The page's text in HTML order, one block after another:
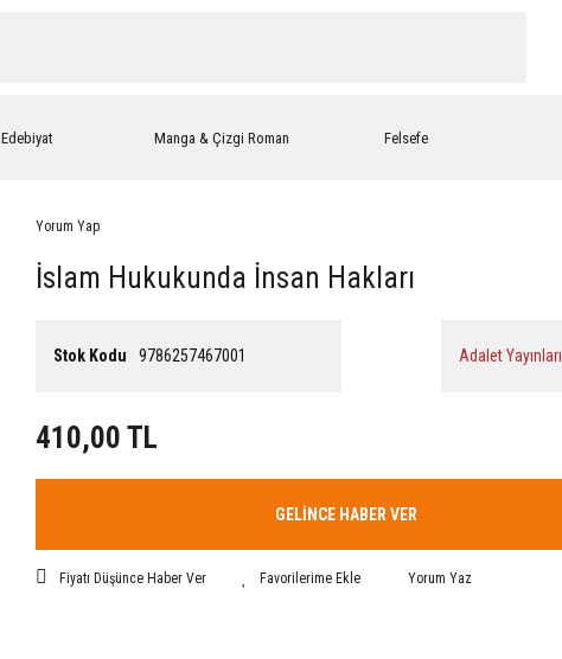
Edebiyat Manga & Çizgi Roman Felsefe
Yorum Yap
İslam Hukukunda İnsan Hakları
Stok Kodu 9786257467001 Adalet Yayınları
410,00 TL
GELİNCE HABER VER
Fiyatı Düşünce Haber Ver Yorum Yaz